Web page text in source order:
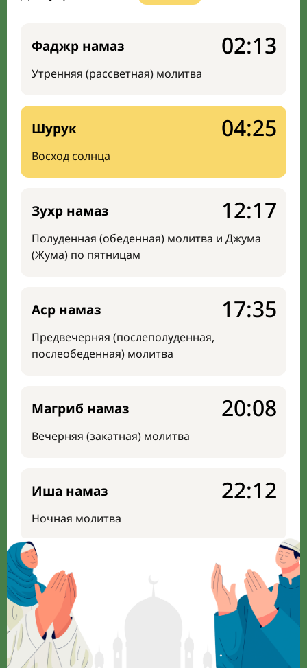
Фаджр намаз
Утренняя (рассветная) молитва
02:13
Шурук
Восход солнца
04:25
Зухр намаз
Полуденная (обеденная) молитва и Джума
(Жума) по пятницам
12:17
Аср намаз
Предвечерняя (послеполуденная,
послеобеденная) молитва
17:35
Магриб намаз
Вечерняя (закатная) молитва
20:08
Иша намаз
Ночная молитва
22:12